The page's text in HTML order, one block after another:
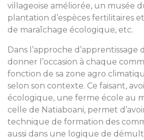
villageoise améliorée, un musée
plantation d’espèces fertilitaires
de maraîchage écologique, etc.
Dans l’approche d’apprentissage
donner l’occasion à chaque
fonction de sa zone agro
selon son contexte. Ce faisant,
écologique, une ferme école au
celle de Natiaboani, permet
technique de formation des
aussi dans une logique de